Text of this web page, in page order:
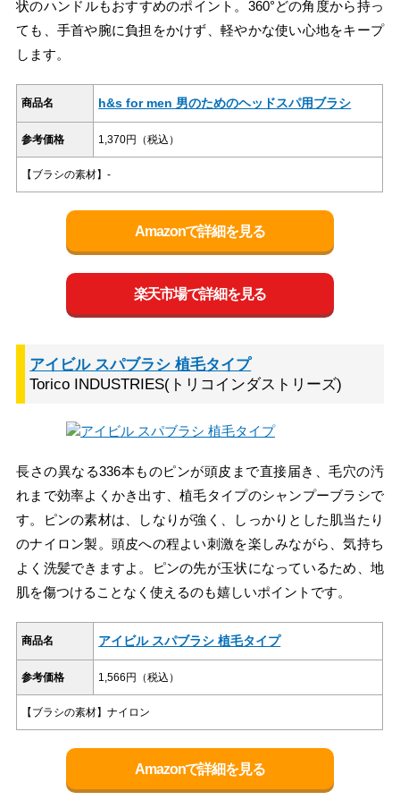
状のハンドルもおすすめのポイント。360°どの角度から持っ
ても、手首や腕に負担をかけず、軽やかな使い心地をキープ
します。
商品名 h&s for men 男のためのヘッドスパ用ブラシ
参考価格 1,370円（税込）
【ブラシの素材】-
Amazonで詳細を見る
楽天市場で詳細を見る
アイビル スパブラシ 植毛タイプ
Torico INDUSTRIES(トリコインダストリーズ)
長さの異なる336本ものピンが頭皮まで直接届き、毛穴の汚
れまで効率よくかき出す、植毛タイプのシャンプーブラシで
す。ピンの素材は、しなりが強く、しっかりとした肌当たり
のナイロン製。頭皮への程よい刺激を楽しみながら、気持ち
よく洗髪できますよ。ピンの先が玉状になっているため、地
肌を傷つけることなく使えるのも嬉しいポイントです。
商品名 アイビル スパブラシ 植毛タイプ
参考価格 1,566円（税込）
【ブラシの素材】ナイロン
Amazonで詳細を見る